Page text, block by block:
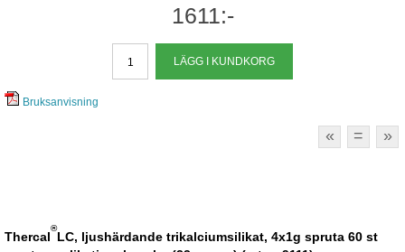
1611:-
Bruksanvisning
« = »
Thercal
®
LC, ljushärdande trikalciumsilikat, 4x1g spruta 60 st